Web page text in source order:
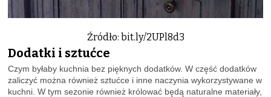
Źródło: bit.ly/2UPl8d3
Dodatki i sztućce
Czym byłaby kuchnia bez pięknych dodatków. W część dodatków
zaliczyć można również sztućce i inne naczynia wykorzystywane w
kuchni. W tym sezonie również królować będą naturalne materiały,